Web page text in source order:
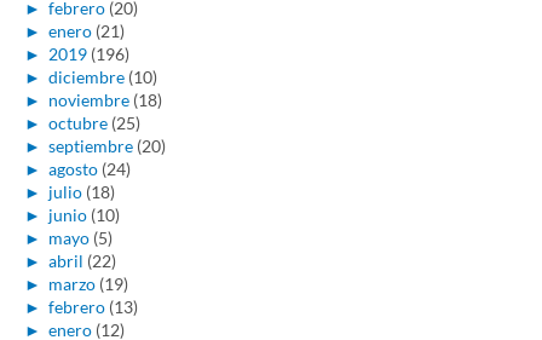
► febrero (20)
► enero (21)
► 2019 (196)
► diciembre (10)
► noviembre (18)
► octubre (25)
► septiembre (20)
► agosto (24)
► julio (18)
► junio (10)
► mayo (5)
► abril (22)
► marzo (19)
► febrero (13)
► enero (12)